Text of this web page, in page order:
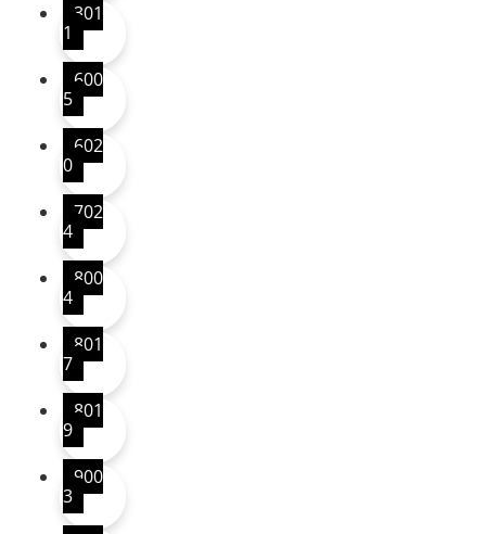
301
1
600
5
602
0
702
4
800
4
801
7
801
9
900
3